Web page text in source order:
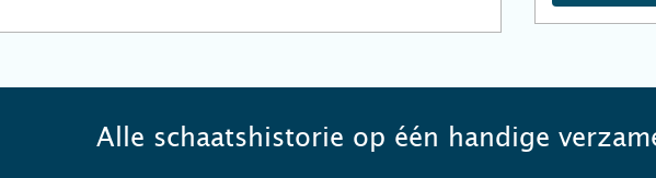
Alle schaatshistorie op één handige